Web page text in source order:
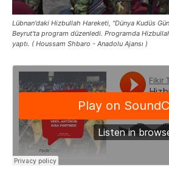
Lübnan'daki Hizbullah Hareketi, "Dünya Kudüs
Beyrut'ta program düzenledi. Programda
yaptı. ( Houssam Shbaro - Anadolu Ajansı )